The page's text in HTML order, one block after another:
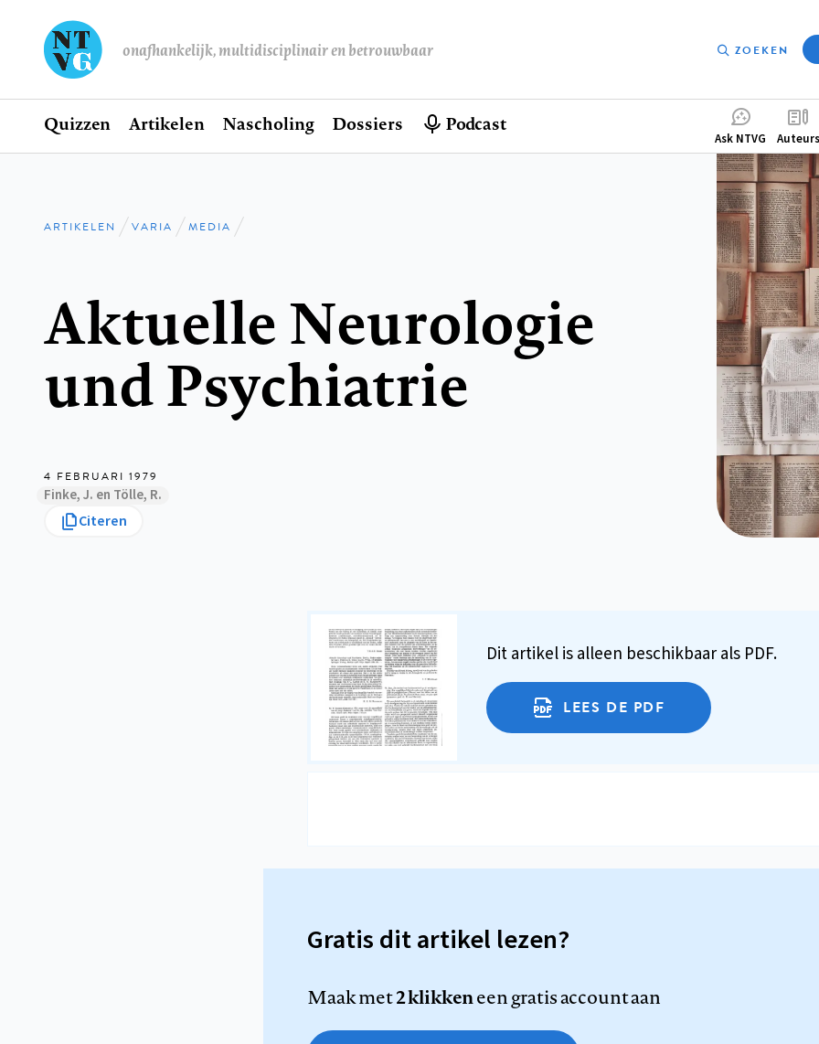
onafhankelijk, multidisciplinair en betrouwbaar ZOEKEN
Hoofdnavigatie
Home
Quizzen Artikelen Nascholing Dossiers Podcast
menu
Ask NTVG Auteurs
Kruimelpad
ARTIKELEN VARIA MEDIA
Aktuelle Neurologie
und Psychiatrie
4 FEBRUARI 1979
Finke, J. en Tölle, R.
Citeren
Dit artikel is alleen beschikbaar als PDF.
LEES DE PDF
Gratis dit artikel lezen?
Maak met2 klikkeneen gratis account aan